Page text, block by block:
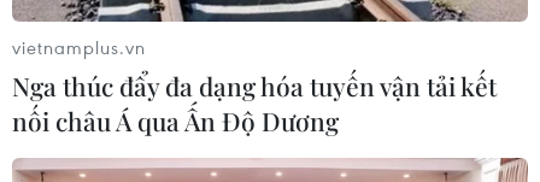
Italy nâng báo động đỏ trên toàn bộ
27 thành phố do nắng nóng kỷ lục
vietnamplus.vn
Nga thúc đẩy đa dạng hóa tuyến vận tải kết
nối châu Á qua Ấn Độ Dương